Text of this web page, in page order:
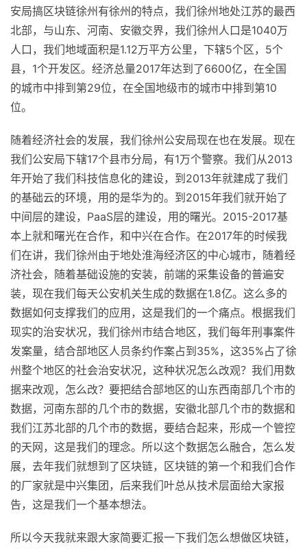
安局搞区块链徐州有徐州的特点，我们徐州地处江苏的最西
北部，与山东、河南、安徽交界，我们徐州人口是1040万
人口，我们地域面积是1.12万平方公里，下辖5个区，5个
县，1个开发区。经济总量2017年达到了6600亿，在全国
的城市中排到第29位，在全国地级市的城市中排到第10
位。
随着经济社会的发展，我们徐州公安局现在也在发展。现在
我们公安局下辖17个县市分局，有1万个警察。我们从2013
年开始了我们科技信息化的建设，到2013年就建成了我们
的基础云的环境，用的是华为的。到2015年我们就开始了
中间层的建设，PaaS层的建设，用的曙光。2015-2017基
本上就和曙光在合作，和中兴在合作。在2017年的时候我
们在讲，我们徐州由于地处淮海经济区的中心城市，随着经
济社会，随着基础设施的安装，前端的采集设备的普遍安
装，现在我们每天公安机关生成的数据在1.8亿。这么多的
数据如何支撑我们的应用，这是我们的一个痛点。根据我们
现实的治安状况，我们徐州市结合地区，我们每年刑事案件
发案量，结合部地区人员条约作案占到35%，这35%占了徐
州整个地区的社会治安状况，这种状况怎么改观？我们用数
据来改观，怎么改？要把结合部地区的山东西南部几个市的
数据，河南东部的几个市的数据，安徽北部几个市的数据和
我们江苏北部的几个市的数据，要结合起来，形成一个管控
的天网，这是我们的理念。所以这个数据怎么融合，怎么发
展，去年我们就想到了区块链，区块链的第一个和我们合作
的厂家就是中兴集团，后来我们叶总从技术层面给大家报
告，这是我们一个基本想法。
所以今天我就来跟大家简要汇报一下我们怎么想做区块链，